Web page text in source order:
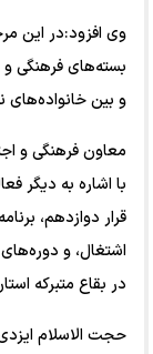
بسته‌های فرهنگی
و بین خانواده‌های
معاون فرهنگی و
با اشاره به دیگر
قرار دوازدهم،
اشتغال، و
در بقاع متبرکه
حجت الاسلام